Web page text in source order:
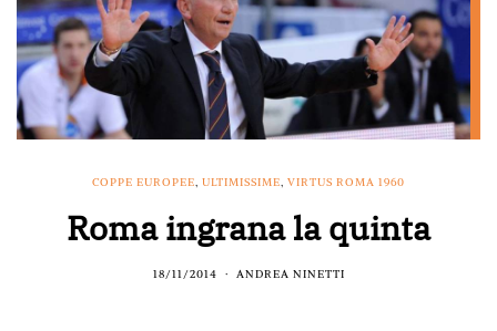
COPPE EUROPEE, ULTIMISSIME, VIRTUS ROMA 1960
Roma ingrana la quinta
18/11/2014 ANDREA NINETTI